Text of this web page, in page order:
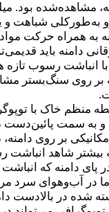
مشاهده‌شده بود.
شباهت
به همراه حرکت
دامنه باید
انباشت رسوب
بر روی
به سمت پائین‌دست
مکانیکی بر روی
بیشتر شاهد
دامنه که
در آب‌وهوای
در بالادست